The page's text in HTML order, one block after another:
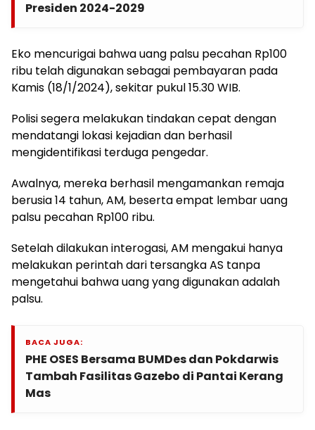
Presiden 2024-2029
Eko mencurigai bahwa uang palsu pecahan Rp100
ribu telah digunakan sebagai pembayaran pada
Kamis (18/1/2024), sekitar pukul 15.30 WIB.
Polisi segera melakukan tindakan cepat dengan
mendatangi lokasi kejadian dan berhasil
mengidentifikasi terduga pengedar.
Awalnya, mereka berhasil mengamankan remaja
berusia 14 tahun, AM, beserta empat lembar uang
palsu pecahan Rp100 ribu.
Setelah dilakukan interogasi, AM mengakui hanya
melakukan perintah dari tersangka AS tanpa
mengetahui bahwa uang yang digunakan adalah
palsu.
BACA JUGA:
PHE OSES Bersama BUMDes dan Pokdarwis
Tambah Fasilitas Gazebo di Pantai Kerang
Mas